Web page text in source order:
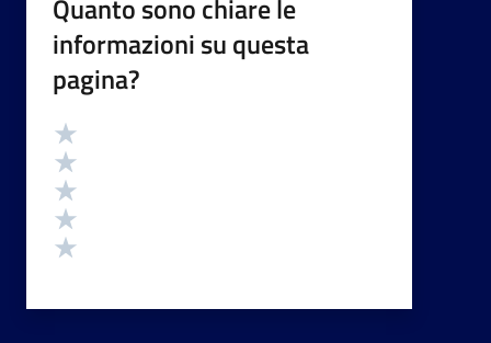
Quanto sono chiare le
informazioni su questa
pagina?
Valutazione